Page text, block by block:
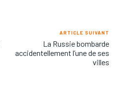
ARTICLE SUIVANT
La Russie bombarde
accidentellement l’une de ses
villes